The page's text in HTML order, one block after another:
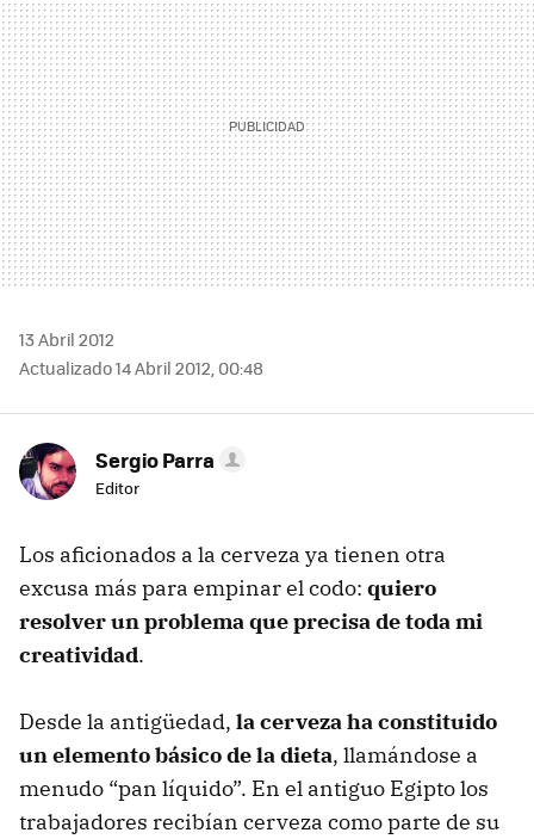
13 Abril 2012
Actualizado 14 Abril 2012, 00:48
Sergio Parra
Editor
Los aficionados a la cerveza ya tienen otra
excusa más para empinar el codo: quiero
resolver un problema que precisa de toda mi
creatividad.
Desde la antigüedad, la cerveza ha constituido
un elemento básico de la dieta, llamándose a
menudo “pan líquido”. En el antiguo Egipto los
trabajadores recibían cerveza como parte de su